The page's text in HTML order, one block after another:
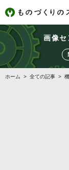
画像セ
ホーム > 全ての記事 >